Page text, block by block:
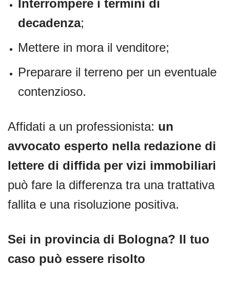
Interrompere i termini di
decadenza;
Mettere in mora il venditore;
Preparare il terreno per un eventuale
contenzioso.
Affidati a un professionista: un
avvocato esperto nella redazione di
lettere di diffida per vizi immobiliari
può fare la differenza tra una trattativa
fallita e una risoluzione positiva.
Sei in provincia di Bologna? Il tuo
caso può essere risolto